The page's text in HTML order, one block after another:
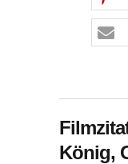
König,